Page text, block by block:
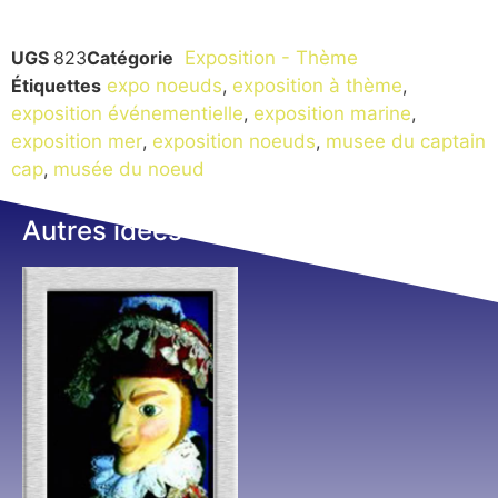
UGS 823Catégorie Exposition - Thème
Étiquettes expo noeuds, exposition à thème,
exposition événementielle, exposition marine,
exposition mer, exposition noeuds, musee du captain
cap, musée du noeud
Autres idées